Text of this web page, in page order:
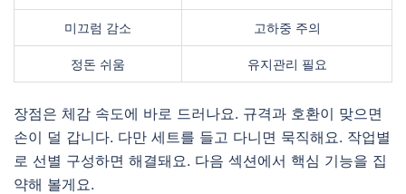
미끄럼 감소 고하중 주의
정돈 쉬움 유지관리 필요
장점은 체감 속도에 바로 드러나요. 규격과 호환이 맞으면
손이 덜 갑니다. 다만 세트를 들고 다니면 묵직해요. 작업별
로 선별 구성하면 해결돼요. 다음 섹션에서 핵심 기능을 집
약해 볼게요.